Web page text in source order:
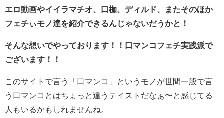
エロ動画やイイラマチオ、口枷、ディルド、またそのほか
フェチぃモノ達を紹介できるんじゃないだうかと！
そんな想いでやっております！！口マンコフェチ実践派で
ございます！！
このサイトで言う「口マンコ」というモノが世間一般で言
う口マンコとはちょっと違うテイストだなぁ〜と感じてる
人もいるかもしれませんね。